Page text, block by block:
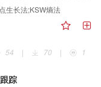
词，能够满足用户的不
实验结果表明在弱化和词
本文提出的基于映射关
带后缀词检索方式的一种
的全局搜索能力，引入
位置更新增加种群多样性
基点生长法并结合形态学
准确性。将最佳熵阈值
的适应度函数对铜板图像
algorithm，GA）、
生长法;KSW熵法
54
| 70 | 1
踪